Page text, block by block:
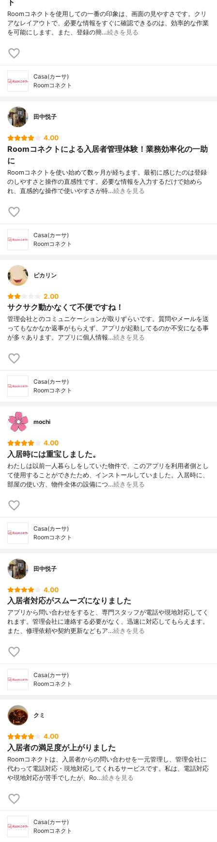
ト
Roomコネクトを使用しての一番の印象は、画面の見やすさです。クリ
アなレイアウトで、必要な情報をすぐに確認できるのは、効率的な作業
を可能にします。また、登録の簡…続きを見る
Casa(カーサ)
Roomコネクト
田中悦子
4.00
Roomコネクトによる入居者管理体験！業務効率化の一助
に
Roomコネクトを使い始めて数ヶ月が経ちます。最初に感じたのは登録
のしやすさと操作の直感性です。必要な情報を入力するだけで始めら
れ、直感的な操作で使いやすさが特…続きを見る
Casa(カーサ)
Roomコネクト
ピカリン
2.00
サクサク動かなくて不便ですね！
管理会社とのコミュニケーションが取りずらいです。質問やメールを送
ってもなかなか返事がもらえず、アプリが起動してるのか不安になる事
が多々あります。アプリに個人情報…続きを見る
Casa(カーサ)
Roomコネクト
mochi
4.00
入居時には重宝しました。
わたしは以前一人暮らしをしていた物件で、このアプリを利用者側とし
て使用することができたため、インストールしていました。入居時に、
部屋の使い方、物件全体の設備につ…続きを見る
Casa(カーサ)
Roomコネクト
田中悦子
4.00
入居者対応がスムーズになりました
アプリから問い合わせをすると、専門スタッフが電話や現地対応してく
れます。管理会社に連絡する必要がなく、迅速に対応してもらえます。
また、修理依頼や契約更新などもア…続きを見る
Casa(カーサ)
Roomコネクト
クミ
4.00
入居者の満足度が上がりました
Roomコネクトは、入居者からの問い合わせを一元管理し、管理会社に
代わって電話対応・現地対応してくれるサービスです。私は、電話対応
や現地対応が苦手でしたが、Ro…続きを見る
Casa(カーサ)
Roomコネクト